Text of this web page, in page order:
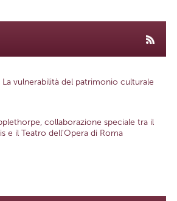
vulnerabilità del patrimonio culturale
collaborazione speciale tra il
e il Teatro dell'Opera di Roma